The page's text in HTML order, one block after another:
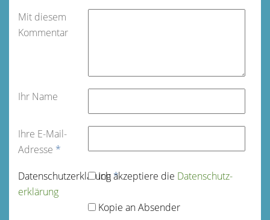
Mit diesem
Kommentar
Ihr Name
Ihre E-Mail-
Adresse *
Datenschutz­erklärung*
Ich akzeptiere die Datenschutz­
erklärung
Kopie an Absender